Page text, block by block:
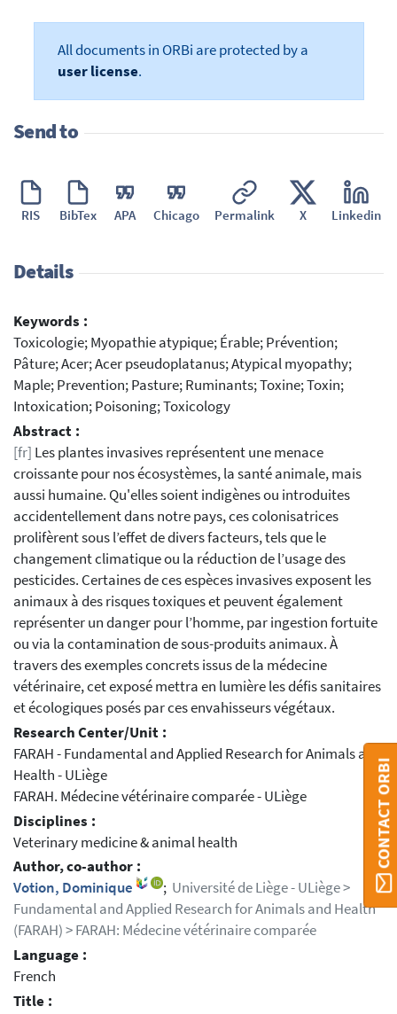
All documents in ORBi are protected by a
user license.
Send to
RIS BibTex APA Chicago Permalink X Linkedin
Details
Keywords :
Toxicologie; Myopathie atypique; Érable; Prévention;
Pâture; Acer; Acer pseudoplatanus; Atypical myopathy;
Maple; Prevention; Pasture; Ruminants; Toxine; Toxin;
Intoxication; Poisoning; Toxicology
Abstract :
[fr] Les plantes invasives représentent une menace
croissante pour nos écosystèmes, la santé animale, mais
aussi humaine. Qu'elles soient indigènes ou introduites
accidentellement dans notre pays, ces colonisatrices
prolifèrent sous l’effet de divers facteurs, tels que le
changement climatique ou la réduction de l’usage des
pesticides. Certaines de ces espèces invasives exposent les
animaux à des risques toxiques et peuvent également
représenter un danger pour l’homme, par ingestion fortuite
ou via la contamination de sous-produits animaux. À
travers des exemples concrets issus de la médecine
vétérinaire, cet exposé mettra en lumière les défis sanitaires
et écologiques posés par ces envahisseurs végétaux.
Research Center/Unit :
FARAH - Fundamental and Applied Research for Animals and
Health - ULiège
FARAH. Médecine vétérinaire comparée - ULiège
Disciplines :
Veterinary medicine & animal health
Author, co-author :
Votion, Dominique
; Université de Liège - ULiège >
Fundamental and Applied Research for Animals and Health
(FARAH) > FARAH: Médecine vétérinaire comparée
Language :
French
Title :
CONTACT ORBI